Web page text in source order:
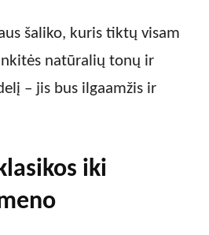
šaliko, kuris tiktų visam
natūralių tonų ir
– jis bus ilgaamžis ir
iki